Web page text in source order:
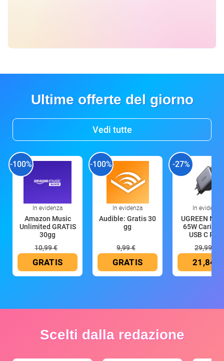
Ultime offerte del giorno
Vedi tutte
-100%
In evidenza
Amazon Music
Unlimited GRATIS
30gg
10,99 €
GRATIS
-100%
In evidenza
Audible: Gratis 30
gg
9,99 €
GRATIS
-27%
In evidenza
UGREEN
65W
USB C
29,99 €
21,84 €
Scelti dalla redazione